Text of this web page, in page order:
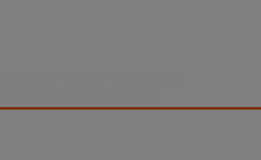
karşı alınan